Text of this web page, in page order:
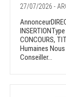
27/07/2026 -
CONCOURS,
Humaines
Conseiller...